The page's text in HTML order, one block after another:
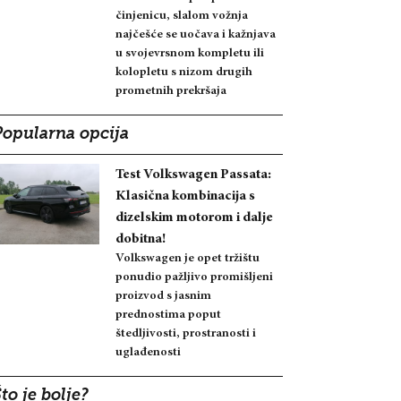
činjenicu, slalom vožnja
najčešće se uočava i kažnjava
u svojevrsnom kompletu ili
kolopletu s nizom drugih
prometnih prekršaja
opcija
Test Volkswagen Passata:
Klasična kombinacija s
dizelskim motorom i dalje
dobitna!
Volkswagen je opet tržištu
ponudio pažljivo promišljeni
proizvod s jasnim
prednostima poput
štedljivosti, prostranosti i
uglađenosti
je bolje?